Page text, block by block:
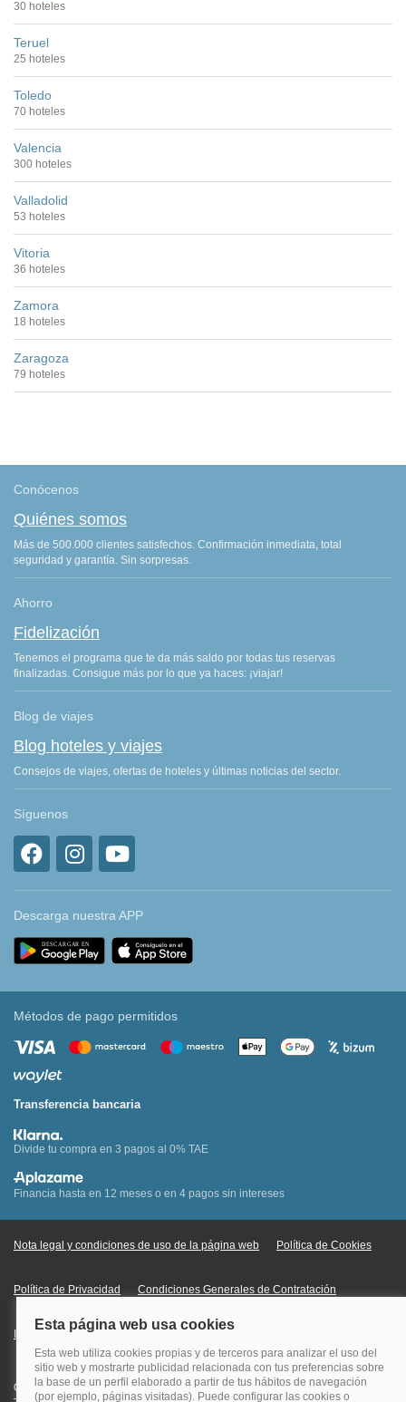
30 hoteles
Teruel
25 hoteles
Toledo
70 hoteles
Valencia
300 hoteles
Valladolid
53 hoteles
Vitoria
36 hoteles
Zamora
18 hoteles
Zaragoza
79 hoteles
Conócenos
Quiénes somos
Más de 500.000 clientes satisfechos. Confirmación inmediata, total
seguridad y garantía. Sin sorpresas.
Ahorro
Fidelización
Tenemos el programa que te da más saldo por todas tus reservas
finalizadas. Consigue más por lo que ya haces: ¡viajar!
Blog de viajes
Blog hoteles y viajes
Consejos de viajes, ofertas de hoteles y últimas noticias del sector.
Síguenos
Descarga nuestra APP
Métodos de pago permitidos
Transferencia bancaria
Divide tu compra en 3 pagos al 0% TAE
Financia hasta en 12 meses o en 4 pagos sin intereses
Nota legal y condiciones de uso de la página web Política de Cookies
Política de Privacidad Condiciones Generales de Contratación
Información Legal sobre Mercados en Línea
Quehoteles.com - Especialistas en hoteles © Copyright Veturis Travel S.A.